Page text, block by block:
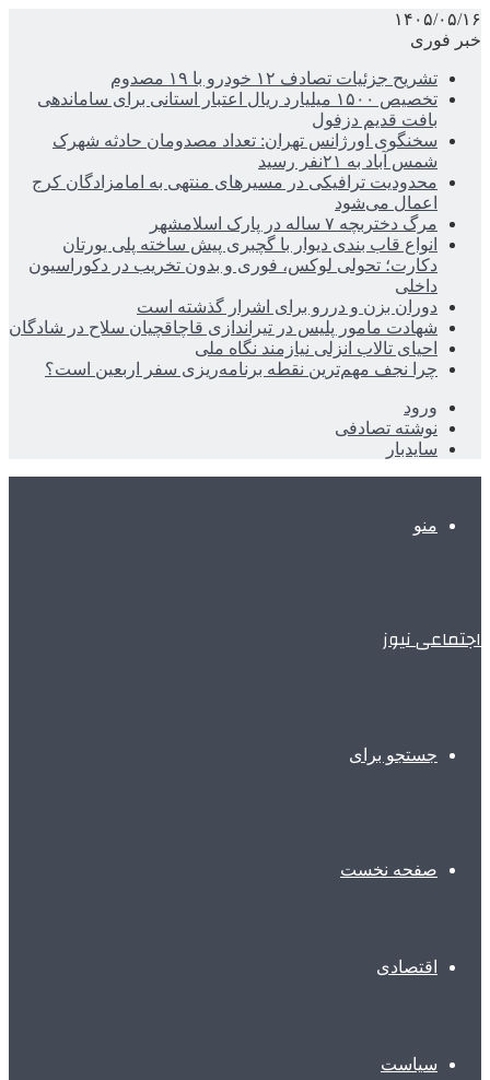
۱۴۰۵/۰۵/۱۶
خبر فوری
تشریح جزئیات تصادف ۱۲ خودرو با ۱۹ مصدوم
تخصیص ۱۵۰۰ میلیارد ریال اعتبار استانی برای ساماندهی
بافت قدیم دزفول
سخنگوی اورژانس تهران: تعداد مصدومان حادثه شهرک
شمس آباد به ۲۱نفر رسید
محدودیت ترافیکی در مسیرهای منتهی به امامزادگان کرج
اعمال می‌شود
مرگ دختربچه ۷ ساله در پارک اسلامشهر
انواع قاب بندی دیوار با گچبری پیش ساخته پلی یورتان
دکارت؛ تحولی لوکس، فوری و بدون تخریب در دکوراسیون
داخلی
دوران بزن و دررو برای اشرار گذشته است
شهادت مامور پلیس در تیراندازی قاچاقچیان سلاح در شادگان
احیای تالاب انزلی نیازمند نگاه ملی
چرا نجف مهم‌ترین نقطه برنامه‌ریزی سفر اربعین است؟
ورود
نوشته تصادفی
سایدبار
منو
اجتماعی نیوز
جستجو برای
صفحه نخست
اقتصادی
سیاست